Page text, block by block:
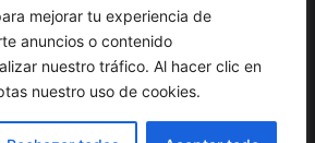
mejorar tu experiencia de
anuncios o contenido
nuestro tráfico. Al hacer clic en
nuestro uso de cookies.
Opinion Turismo
Caricaturas Reportajes
FacebookYouTubeInstagram